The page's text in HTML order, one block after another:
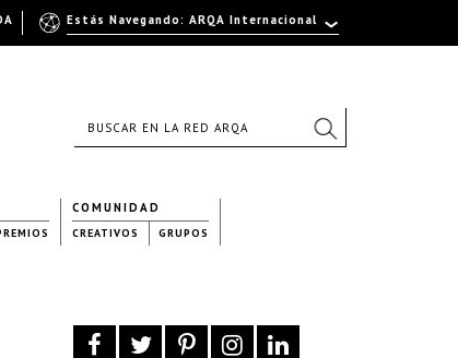
COMUNIDAD
CREATIVOS GRUPOS
Estás Navegando: ARQA Internacional